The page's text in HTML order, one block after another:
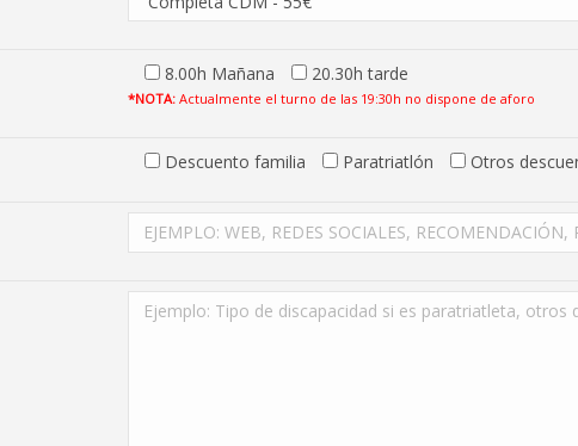
8.00h Mañana 20.30h tarde
*NOTA: Actualmente el turno de las 19:30h no dispone de aforo
Descuento familia Paratriatlón Otros